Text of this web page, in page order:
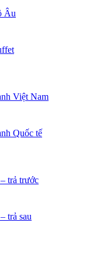
Âu
Việt Nam
Quốc tế
trả trước
trả sau